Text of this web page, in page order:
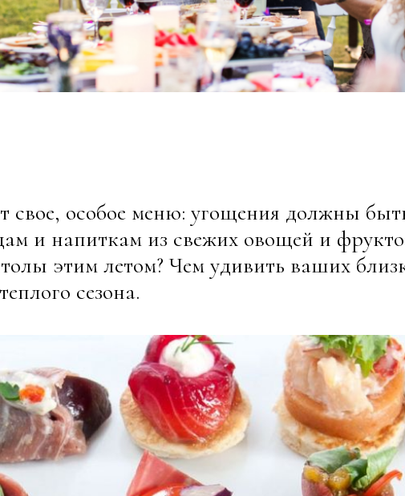
свое, особое меню: угощения должны
и напиткам из свежих овощей и
этим летом? Чем удивить ваших
сезона.